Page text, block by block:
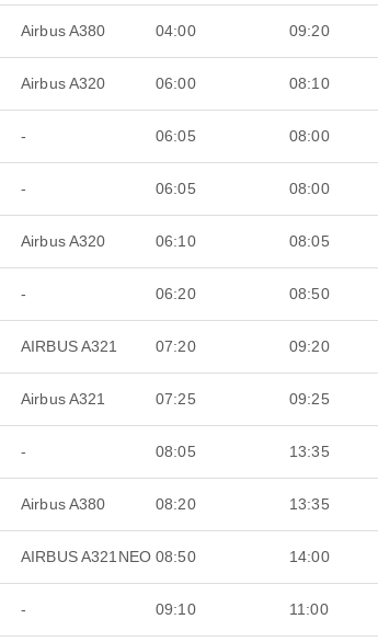
Airbus A380 04:00 09:20
Airbus A320 06:00 08:10
- 06:05 08:00
- 06:05 08:00
Airbus A320 06:10 08:05
- 06:20 08:50
AIRBUS A321 07:20 09:20
Airbus A321 07:25 09:25
- 08:05 13:35
Airbus A380 08:20 13:35
AIRBUS A321NEO 08:50 14:00
- 09:10 11:00